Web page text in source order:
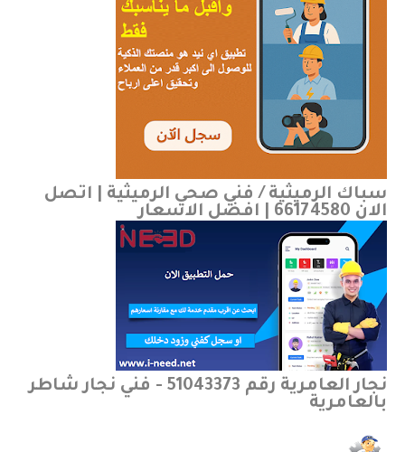
سباك الرميثية / فني صحي الرميثية | اتصل
الان 66174580 | افضل الاسعار
نجار العامرية رقم 51043373 - فني نجار شاطر
بالعامرية